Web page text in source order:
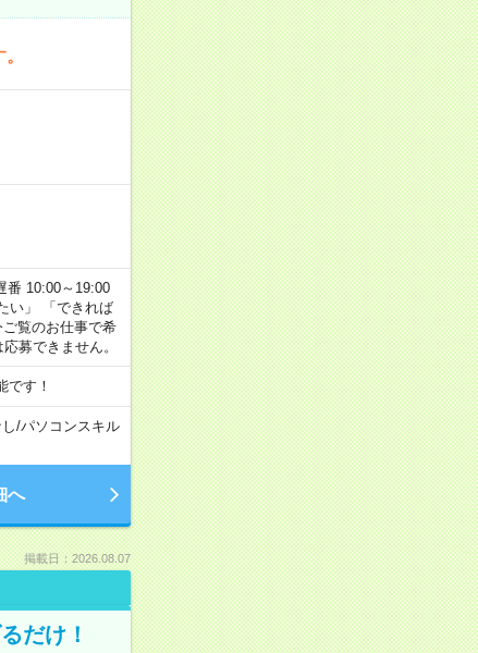
番 10:00～19:00
い」 「できれば
覧のお仕事で希
募できません。
です！
/パソコンスキル
へ
掲載日：2026.08.07
だけ！